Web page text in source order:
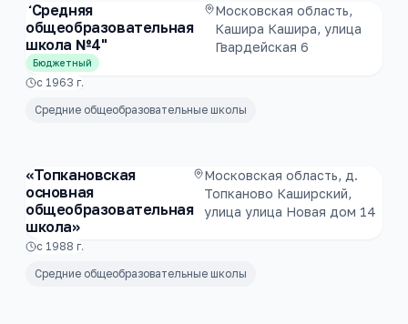
"Средняя
общеобразовательная
школа №4"
Бюджетный
Московская область,
Кашира Кашира, улица
Гвардейская 6
с 1963 г.
Средние общеобразовательные школы
«Топкановская
основная
общеобразовательная
школа»
Московская область, д.
Топканово Каширский,
улица улица Новая дом 14
с 1988 г.
Средние общеобразовательные школы